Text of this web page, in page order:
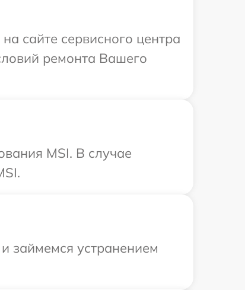
сайте сервисного центра
ремонта Вашего
MSI. В случае
займемся устранением